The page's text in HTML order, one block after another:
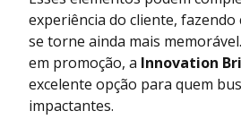
experiência do cliente,
se torne ainda mais
em promoção, a Innovation
excelente opção para quem
impactantes.